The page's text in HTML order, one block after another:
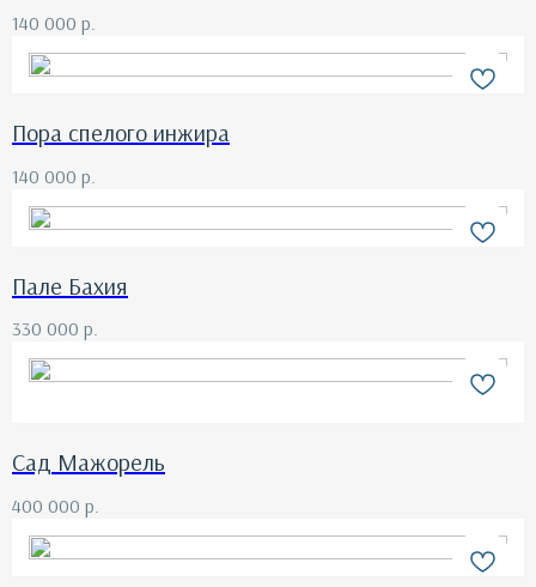
140 000 р.
Пора спелого инжира
140 000 р.
Пале Бахия
330 000 р.
Сад Мажорель
400 000 р.